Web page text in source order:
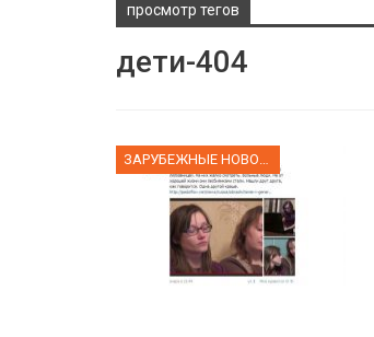
просмотр тегов
дети-404
в Тель-Авиве собрал 200